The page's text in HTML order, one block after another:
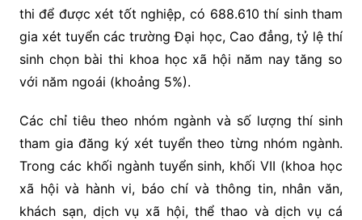
thi để được xét tốt nghiệp, có 688.610 thí sinh tham
gia xét tuyển các trường Đại học, Cao đẳng, tỷ lệ thí
sinh chọn bài thi khoa học xã hội năm nay tăng so
với năm ngoái (khoảng 5%).
Các chỉ tiêu theo nhóm ngành và số lượng thí sinh
tham gia đăng ký xét tuyển theo từng nhóm ngành.
Trong các khối ngành tuyển sinh, khối VII (khoa học
xã hội và hành vi, báo chí và thông tin, nhân văn,
khách sạn, dịch vụ xã hội, thể thao và dịch vụ cá